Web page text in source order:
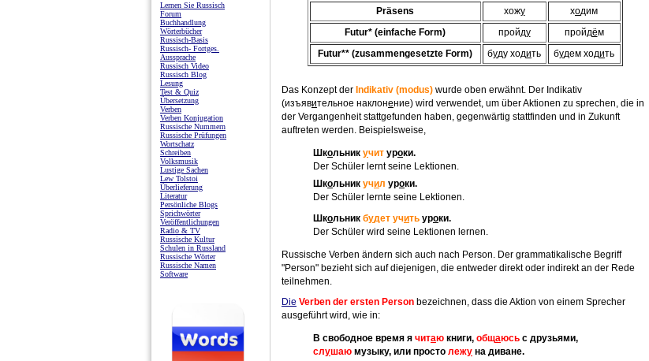
Präsens
хожу ходим
Futur* (einfache Form)
пройду пройдём
Futur** (zusammengesetzte Form)
буду ходить будем ходить
Das Konzept der Indikativ (modus) wurde oben erwähnt. Der Indikativ
(изъявительное наклонение) wird verwendet, um über Aktionen zu sprechen, die in
der Vergangenheit stattgefunden haben, gegenwärtig stattfinden und in Zukunft
auftreten werden. Beispielsweise,
Школьник учит уроки.
Der Schüler lernt seine Lektionen.
Школьник учил уроки.
Der Schüler lernte seine Lektionen.
Школьник будет учить уроки.
Der Schüler wird seine Lektionen lernen.
Russische Verben ändern sich auch nach Person. Der grammatikalische Begriff
"Person" bezieht sich auf diejenigen, die entweder direkt oder indirekt an der Rede
teilnehmen.
Die Verben der ersten Person bezeichnen, dass die Aktion von einem Sprecher
ausgeführt wird, wie in:
В свободное время я читаю книги, общаюсь с друзьями,
слушаю музыку, или просто лежу на диване.
Lernen Sie Russisch
Forum
Buchhandlung
Wörterbücher
Russisch-Basis
Russisch- Fortges.
Aussprache
Russisch Video
Russisch Blog
Lesung
Test & Quiz
Übersetzung
Verben
Verben Konjugation
Russische Nummern
Russische Prüfungen
Wortschatz
Schreiben
Volksmusik
Lustige Sachen
Lew Tolstoi
Überlieferung
Literatur
Persönliche Blogs
Sprichwörter
Veröffentlichungen
Radio & TV
Russische Kultur
Schulen in Russland
Russische Wörter
Russische Namen
Software